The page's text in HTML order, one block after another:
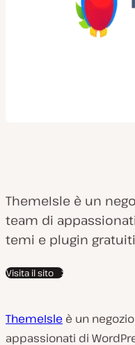
ThemeIsle è un
team di
temi e plugin
Visita il sito
ThemeIsle è un
appassionati di